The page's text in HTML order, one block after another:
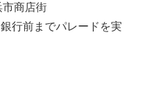
商店街
行前までパレードを実